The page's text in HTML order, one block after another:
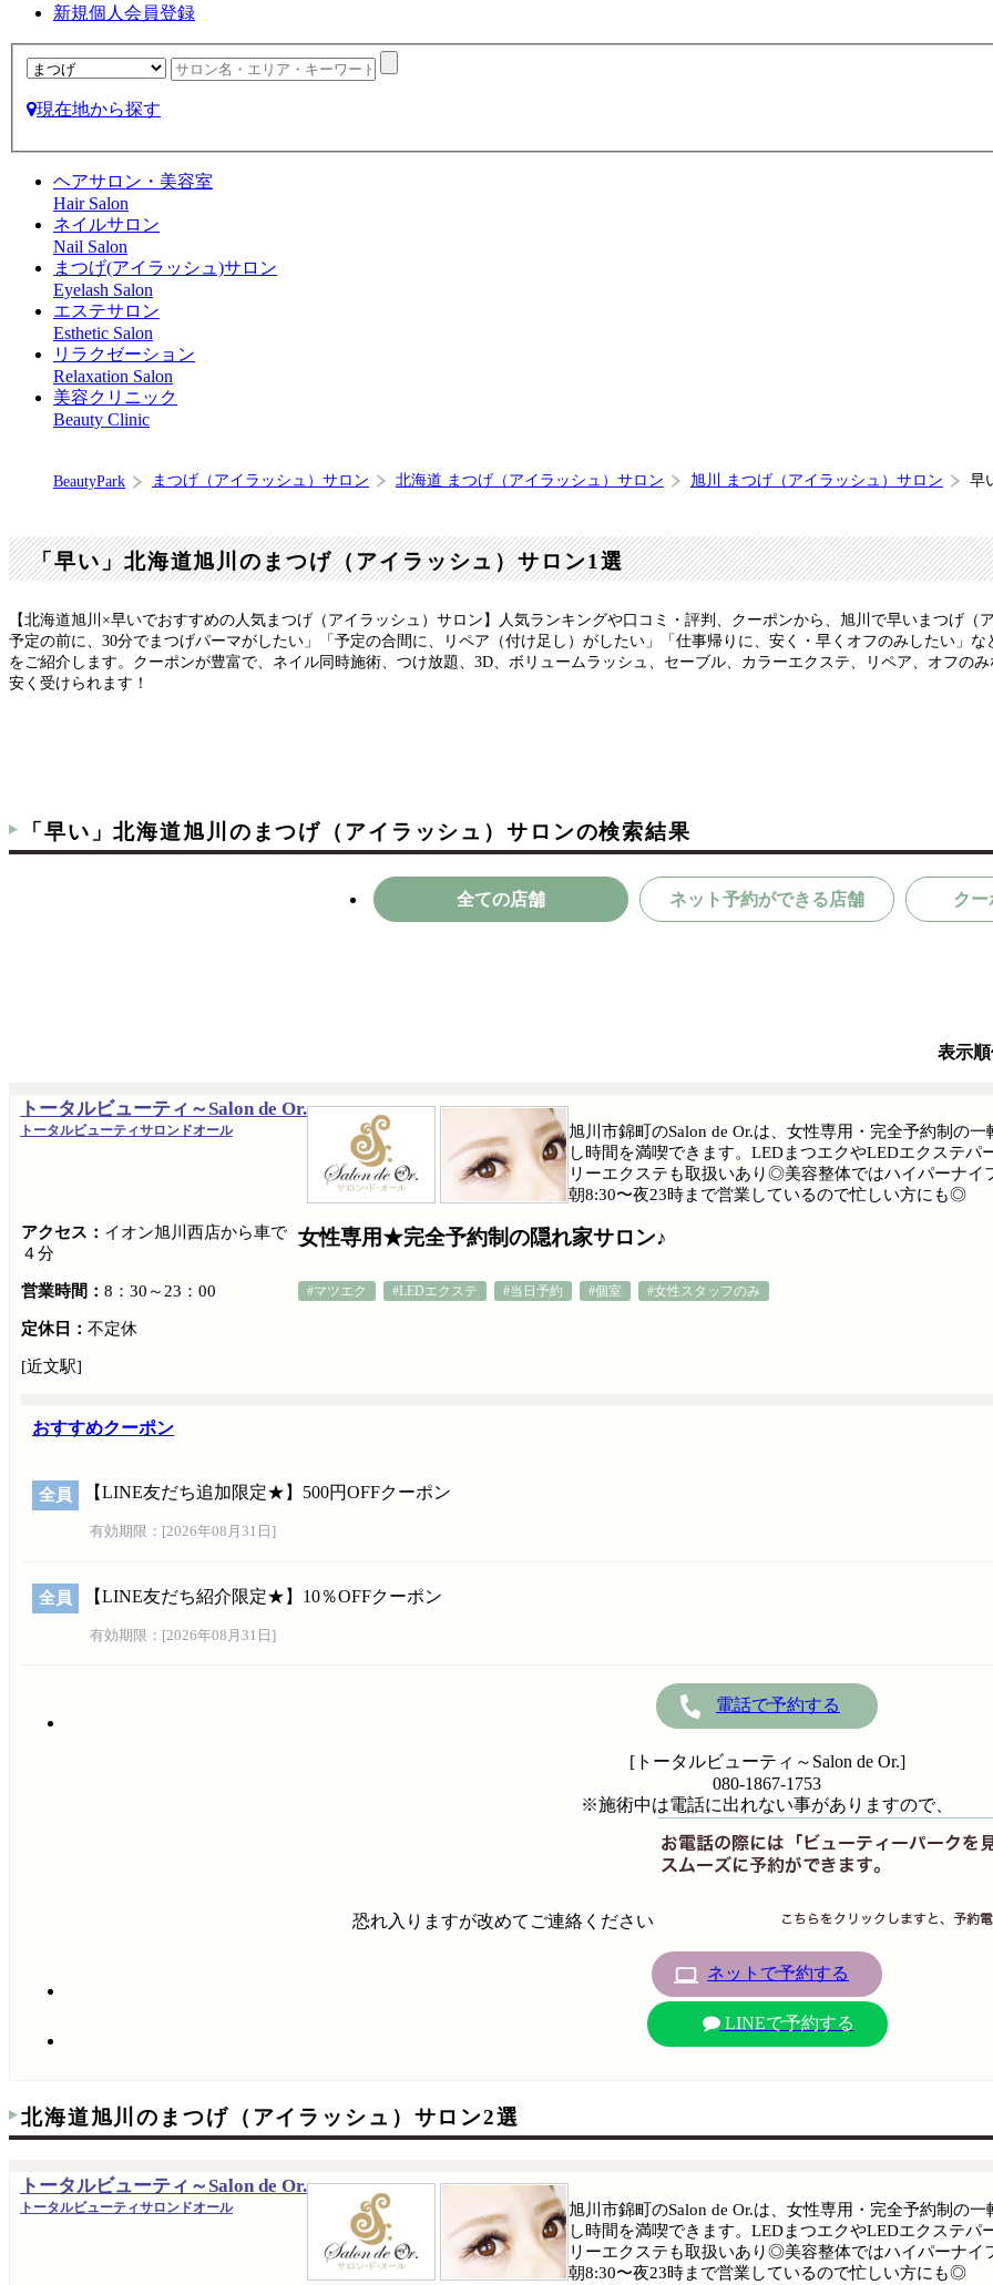
新規個人会員登録
現在地から探す
ヘアサロン・美容室
Hair Salon
ネイルサロン
Nail Salon
まつげ(アイラッシュ)サロン
Eyelash Salon
エステサロン
Esthetic Salon
リラクゼーション
Relaxation Salon
美容クリニック
Beauty Clinic
BeautyPark まつげ（アイラッシュ）サロン 北海道 まつげ（アイラッシュ）サロン 旭川 まつげ（アイラッシュ）サロン 早
「早い」北海道旭川のまつげ（アイラッシュ）サロン1選
【北海道旭川×早いでおすすめの人気まつげ（アイラッシュ）サロン】人気ランキングや口コミ・評判、クーポンから、旭川で早いまつげ
予定の前に、30分でまつげパーマがしたい」「予定の合間に、リペア（付け足し）がしたい」「仕事帰りに、安く・早くオフのみしたい」
をご紹介します。クーポンが豊富で、ネイル同時施術、つけ放題、3D、ボリュームラッシュ、セーブル、カラーエクステ、リペア、オフの
安く受けられます！
「早い」北海道旭川のまつげ（アイラッシュ）サロンの検索結果
全ての店舗 ネット予約ができる店舗 クー
表示
トータルビューティ～Salon de Or.
トータルビューティサロンドオール
女性専用★完全予約制の隠れ家サロン♪
#マツエク #LEDエクステ #当日予約 #個室 #女性スタッフのみ
旭川市錦町のSalon de Or.は、女性専用・完全予約制の
し時間を満喫できます。LEDまつエクやLEDエクステ
リーエクステも取扱いあり◎美容整体ではハイパーナ
朝8:30〜夜23時まで営業しているので忙しい方にも◎
アクセス： イオン旭川西店から車で
４分
営業時間： 8：30～23：00
定休日： 不定休
[近文駅]
おすすめクーポン
全員 【LINE友だち追加限定★】500円OFFクーポン
有効期限：[2026年08月31日 ]
全員 【LINE友だち紹介限定★】10％OFFクーポン
有効期限：[2026年08月31日 ]
電話で予約する
[トータルビューティ～Salon de Or.]
080-1867-1753
※施術中は電話に出れない事がありますので、
恐れ入りますが改めてご連絡ください
ネットで予約する
LINEで予約する
北海道旭川のまつげ（アイラッシュ）サロン2選
トータルビューティ～Salon de Or.
トータルビューティサロンドオール
旭川市錦町のSalon de Or.は、女性専用・完全予約制の
し時間を満喫できます。LEDまつエクやLEDエクステ
リーエクステも取扱いあり◎美容整体ではハイパーナ
朝8:30〜夜23時まで営業しているので忙しい方にも◎